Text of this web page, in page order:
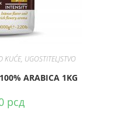
KUĆE, UGOSTITELJSTVO
ARABICA 1KG
рсд